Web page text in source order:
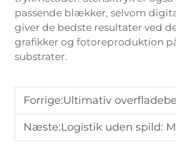
passende blækker, selvom
giver de bedste resultater ved
grafikker og fotoreproduktion
substrater.
Forrige:Ultimativ overfladebeskyttelse: Hvordan FR-klassefærdige stoflaminerede PP-
Næste:Logistik uden spild: Maksimering af lagerhusets effektivitet med